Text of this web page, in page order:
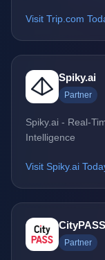
Visit Trip.com
Spiky.ai
Partner
Spiky.ai - Real-
Intelligence
Visit Spiky.ai
CityPASS
Partner